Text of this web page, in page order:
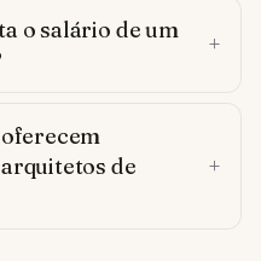
o salário de um
de